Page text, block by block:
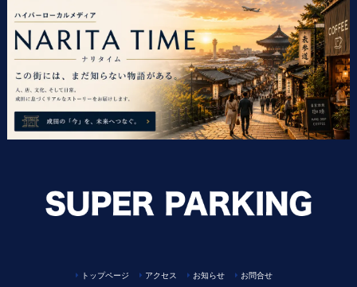
トップページ アクセス お知らせ お問合せ